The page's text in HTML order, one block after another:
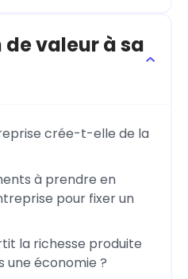
valeur à sa
crée-t-elle de la
à prendre en
pour fixer un
la richesse produite
une économie ?